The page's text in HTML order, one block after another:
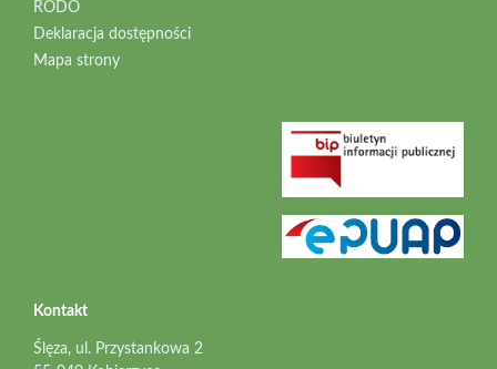
RODO
Deklaracja dostępności
Mapa strony
Kontakt
Ślęza, ul. Przystankowa 2